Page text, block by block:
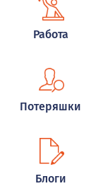
Работа
Потеряшки
Блоги